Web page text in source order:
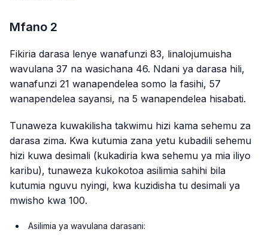
Mfano 2
Fikiria darasa lenye wanafunzi 83, linalojumuisha
wavulana 37 na wasichana 46. Ndani ya darasa hili,
wanafunzi 21 wanapendelea somo la fasihi, 57
wanapendelea sayansi, na 5 wanapendelea hisabati.
Tunaweza kuwakilisha takwimu hizi kama sehemu za
darasa zima. Kwa kutumia zana yetu kubadili sehemu
hizi kuwa desimali (kukadiria kwa sehemu ya mia iliyo
karibu), tunaweza kukokotoa asilimia sahihi bila
kutumia nguvu nyingi, kwa kuzidisha tu desimali ya
mwisho kwa 100.
Asilimia ya wavulana darasani: